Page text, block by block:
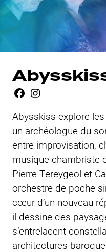
Abysskiss explore
un archéologue du
entre improvisation,
musique chambriste
Pierre Tereygeol et
orchestre de poche
cœur d’un nouveau
il dessine des
s’entrelacent
architectures